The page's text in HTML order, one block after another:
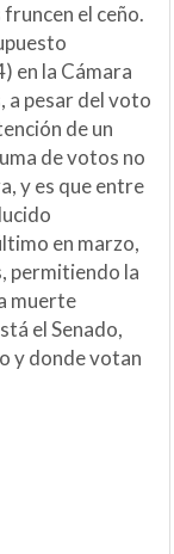
el ceño.
en la Cámara
a pesar del voto
de un
de votos no
y es que entre
en marzo,
permitiendo la
muerte
el Senado,
y donde votan